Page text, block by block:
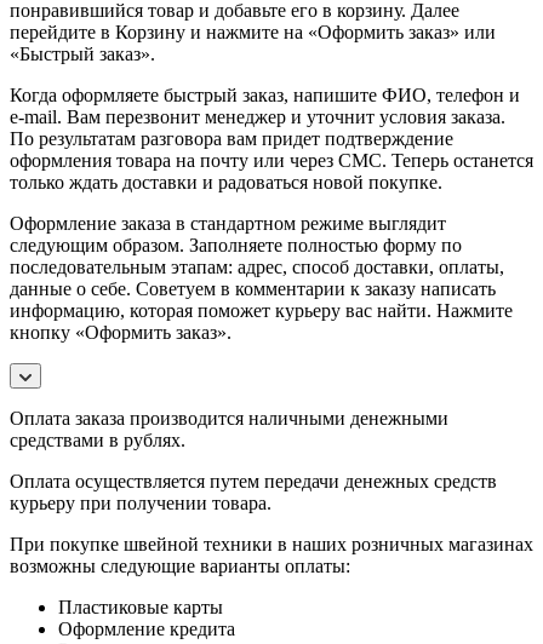
понравившийся товар и добавьте его в корзину. Далее
перейдите в Корзину и нажмите на «Оформить заказ» или
«Быстрый заказ».
Когда оформляете быстрый заказ, напишите ФИО, телефон и
e-mail. Вам перезвонит менеджер и уточнит условия заказа.
По результатам разговора вам придет подтверждение
оформления товара на почту или через СМС. Теперь останется
только ждать доставки и радоваться новой покупке.
Оформление заказа в стандартном режиме выглядит
следующим образом. Заполняете полностью форму по
последовательным этапам: адрес, способ доставки, оплаты,
данные о себе. Советуем в комментарии к заказу написать
информацию, которая поможет курьеру вас найти. Нажмите
кнопку «Оформить заказ».
Оплата заказа производится наличными денежными
средствами в рублях.
Оплата осуществляется путем передачи денежных средств
курьеру при получении товара.
При покупке швейной техники в наших розничных магазинах
возможны следующие варианты оплаты:
Пластиковые карты
Оформление кредита